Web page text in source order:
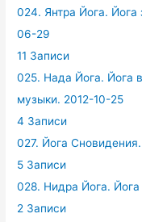
024. Янтра Йога. Йога
06-29
11 Записи
025. Нада Йога. Йога
музыки. 2012-10-25
4 Записи
027. Йога
5 Записи
028. Нидра Йога.
2 Записи